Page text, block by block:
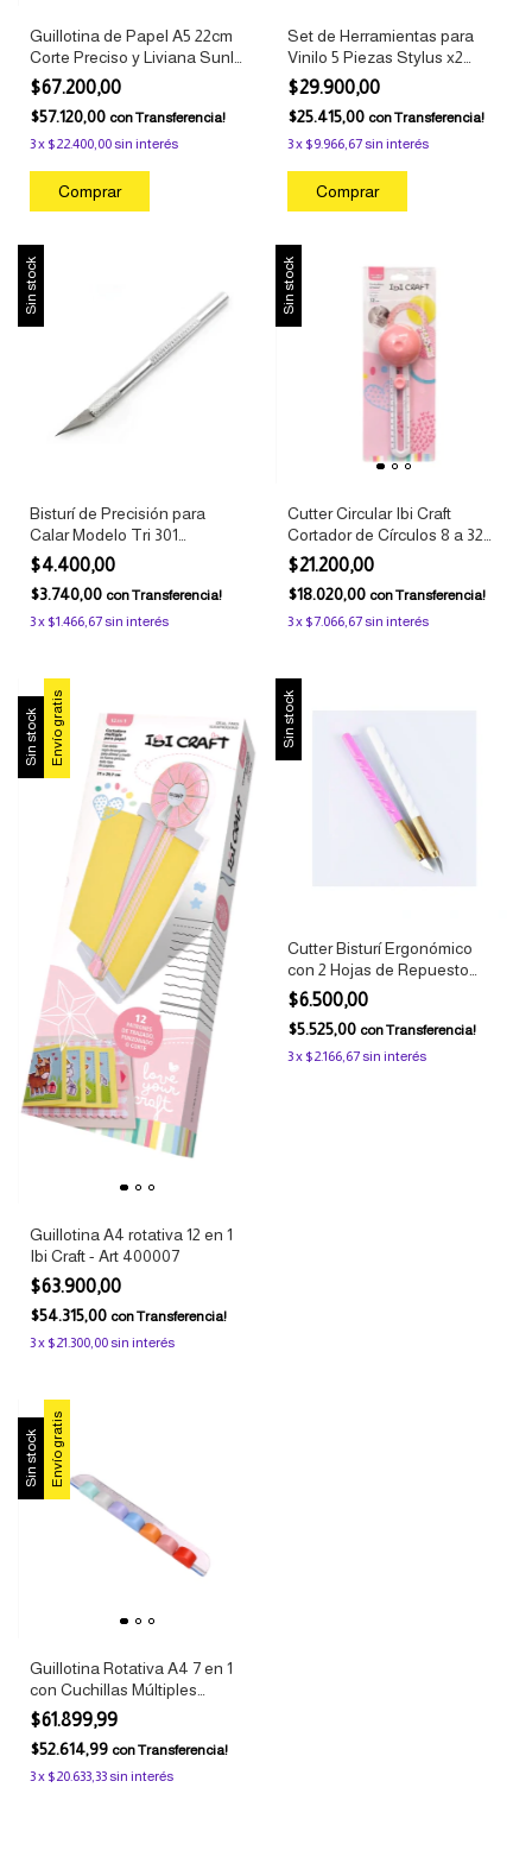
Guillotina de Papel A5 22cm
Corte Preciso y Liviana Sunlit
Ibi Craft DESCRIPCIÓN
COMPLETA
$67.200,00
$57.120,00 conTransferencia!
3x $22.400,00sin interés
Set de Herramientas para
Vinilo 5 Piezas Stylus x2
Punzón Espátula Ibi Craft
$29.900,00
$25.415,00 conTransferencia!
3x $9.966,67sin interés
Sin stock
Bisturí de Precisión para
Calar Modelo Tri 301
Plateado Manualidades y
Arte Olami
$4.400,00
$3.740,00 conTransferencia!
3x $1.466,67sin interés
Sin stock
Cutter Circular Ibi Craft
Cortador de Círculos 8 a 32
cm
$21.200,00
$18.020,00 conTransferencia!
3x $7.066,67sin interés
Sin stock Envío gratis
Guillotina A4 rotativa 12 en 1
Ibi Craft - Art 400007
$63.900,00
$54.315,00 conTransferencia!
3x $21.300,00sin interés
Sin stock
Cutter Bisturí Ergonómico
con 2 Hojas de Repuesto
IbiCraft
$6.500,00
$5.525,00 conTransferencia!
3x $2.166,67sin interés
Sin stock Envío gratis
Guillotina Rotativa A4 7 en 1
con Cuchillas Múltiples
Plástica Ibi Craft
$61.899,99
$52.614,99 conTransferencia!
3x $20.633,33sin interés